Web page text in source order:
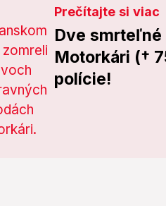
Prečítajte si viac
Dve
Motorkári (†
polície!